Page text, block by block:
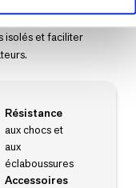
conçue pour
isolés et faciliter
Résistance
aux chocs et
aux
éclaboussures
Accessoires